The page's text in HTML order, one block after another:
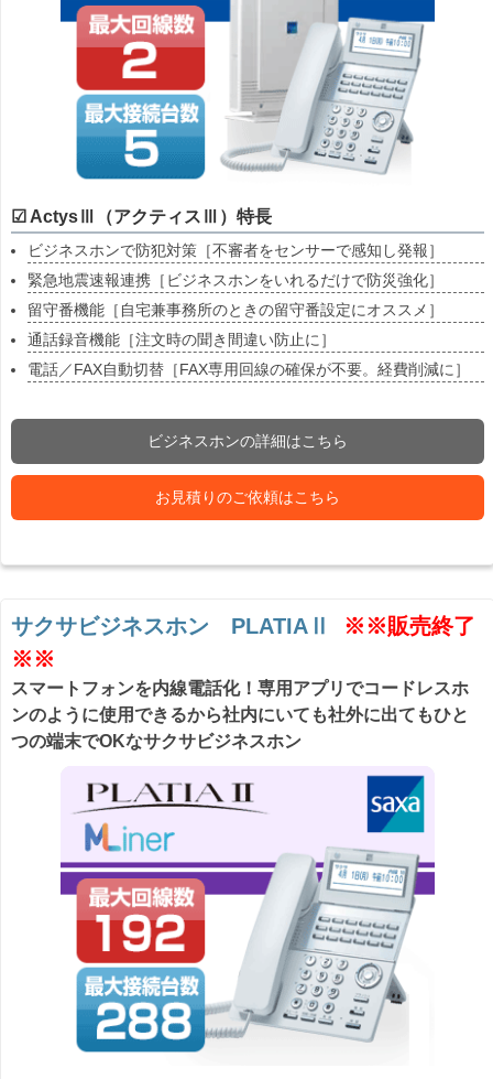
☑ ActysⅢ（アクティスⅢ）特長
ビジネスホンで防犯対策［不審者をセンサーで感知し発報］
緊急地震速報連携［ビジネスホンをいれるだけで防災強化］
留守番機能［自宅兼事務所のときの留守番設定にオススメ］
通話録音機能［注文時の聞き間違い防止に］
電話／FAX自動切替［FAX専用回線の確保が不要。経費削減に］
ビジネスホンの詳細はこちら
お見積りのご依頼はこちら
サクサビジネスホン PLATIAⅡ ※※販売終了
※※
スマートフォンを内線電話化！専用アプリでコードレスホ
ンのように使用できるから社内にいても社外に出てもひと
つの端末でOKなサクサビジネスホン